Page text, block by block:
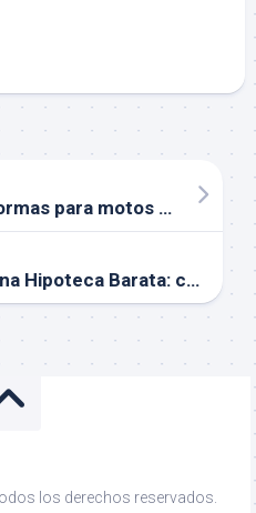
Instalación de plataformas para motos de agua: guía completa
Cómo conseguir una Hipoteca Barata: claves para pagar menos por tu vivienda
los derechos reservados.